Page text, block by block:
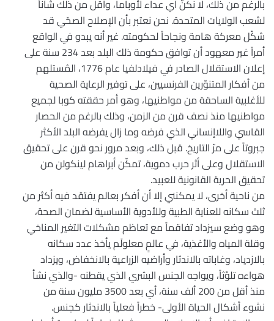
بالرغم من ذلك، لا نكنّ أي عداء لأوباما، وأقل من ذلك شأناً
لشعب الولايات المتحدة. نحن نعتبر بأن الإصلاح الصحّي قد
شكّل معركة هامة ونجاحاً لحكومته. غير أنه يبدو في الواقع
أمراً غير معهود أن توافق حكومة ذلك البلد بعد 234 سنة على
إعلان الاستقلال الصادر في فيلادلفيا عام 1776، المُستلهم
من أفكار المتنوّرين الفرنسيين، على توفير الرعاية الصحية
للأغلبية الساحقة من مواطنيها، وهو أمر حققته كوبا لجميع
مواطنيها منذ نصف قرن من الزمن، وذلك بالرغم من الحصار
القاسي واللاإنساني الذي فرضه وما زال يفرضه البلد الأكثر
جبروتاً على مرّ التاريخ. قبل ذلك، وبعد مرور نحو قرن على تحقيق
الاستقلال وعلى أثر حرب دموية، تمكّن أبراهام لينكولن من
تحقيق الحرية القانونية للعبيد.
من ناحية أخرى، لا يمكنني إلا أن أفكر بعالم يفتقد فيه أكثر من
ثلث سكانه للعناية الطبية وللأدوية الأساسية لضمان الصحة،
وهو وضع سيزداد تفاقماً مع تعاظم مشكلات التغير المناخي
وقلة المياه والأغذية، في عالمٍ معلولَم يأخذ عدد سكانه
بالازدياد، وغاباته بالاندثار وأراضيه الزراعية بالانخفاض، ويزداد
هواءه تلوّثاً، ويواجه الجنس البشري الذي يقطنه -والذي نشأ
منذ أقل من 200 ألف سنة، أي بعد 3500 مليون سنة من
نشوء أشكال الحياة الأولى- خطراً فعلياً بالاندثار كجنس.